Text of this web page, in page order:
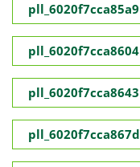
pll_6020f7cca85a9
pll_6020f7cca8604
pll_6020f7cca8643
pll_6020f7cca867d